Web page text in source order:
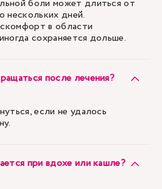
боли может длиться от
нескольких дней.
в области
сохраняется дольше.
после лечения?
если не удалось
при вдохе или кашле?